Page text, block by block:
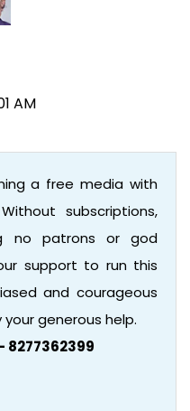
AM
a free media with
subscriptions,
no patrons or god
support to run this
and courageous
generous help.
8277362399